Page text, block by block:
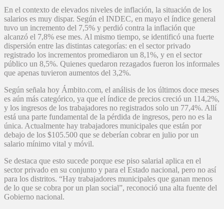
En el contexto de elevados niveles de inflación, la situación de los
salarios es muy dispar. Según el INDEC, en mayo el índice general
tuvo un incremento del 7,5% y perdió contra la inflación que
alcanzó el 7,8% ese mes. Al mismo tiempo, se identificó una fuerte
dispersión entre las distintas categorías: en el sector privado
registrado los incrementos promediaron un 8,1%, y en el sector
público un 8,5%. Quienes quedaron rezagados fueron los informales
que apenas tuvieron aumentos del 3,2%.
Según señala hoy Ámbito.com, el análisis de los últimos doce meses
es aún más categórico, ya que el índice de precios creció un 114,2%,
y los ingresos de los trabajadores no registrados solo un 77,4%. Allí
está una parte fundamental de la pérdida de ingresos, pero no es la
única. Actualmente hay trabajadores municipales que están por
debajo de los $105.500 que se deberían cobrar en julio por un
salario mínimo vital y móvil.
Se destaca que esto sucede porque ese piso salarial aplica en el
sector privado en su conjunto y para el Estado nacional, pero no así
para los distritos. “Hay trabajadores municipales que ganan menos
de lo que se cobra por un plan social”, reconoció una alta fuente del
Gobierno nacional.